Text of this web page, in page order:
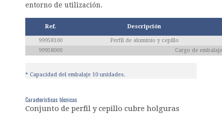
entorno de utilización.
Ref. Descripción
99958100
Perfil de aluminio y cepillo
99958000
Cargo de
* Capacidad del embalaje 10 unidades.
Características técnicas
Conjunto de perfil y cepillo cubre holguras